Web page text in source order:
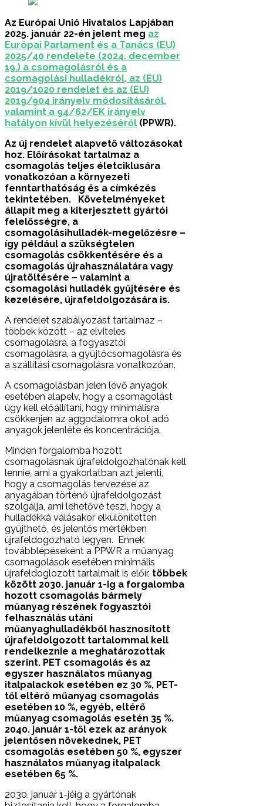
Az Európai Unió Hivatalos Lapjában
2025. január 22-én jelent meg az
Európai Parlament és a Tanács (EU)
2025/40 rendelete (2024. december
19.) a csomagolásról és a
csomagolási hulladékról, az (EU)
2019/1020 rendelet és az (EU)
2019/904 irányelv módosításáról,
valamint a 94/62/EK irányelv
hatályon kívül helyezéséről (PPWR).
Az új rendelet alapvető változásokat
hoz. Előírásokat tartalmaz a
csomagolás teljes életciklusára
vonatkozóan a környezeti
fenntarthatóság és a címkézés
tekintetében. Követelményeket
állapít meg a kiterjesztett gyártói
felelősségre, a
csomagolásihulladék-megelőzésre –
így például a szükségtelen
csomagolás csökkentésére és a
csomagolás újrahasználatára vagy
újratöltésére – valamint a
csomagolási hulladék gyűjtésére és
kezelésére, újrafeldolgozására is.
A rendelet szabályozást tartalmaz –
többek között – az elviteles
csomagolásra, a fogyasztói
csomagolásra, a gyűjtőcsomagolásra és
a szállítási csomagolásra vonatkozóan.
A csomagolásban jelen lévő anyagok
esetében alapelv, hogy a csomagolást
úgy kell előállítani, hogy minimálisra
csökkenjen az aggodalomra okot adó
anyagok jelenléte és koncentrációja.
Minden forgalomba hozott
csomagolásnak újrafeldolgozhatónak kell
lennie, ami a gyakorlatban azt jelenti,
hogy a csomagolás tervezése az
anyagában történő újrafeldolgozást
szolgálja, ami lehetővé teszi, hogy a
hulladékká válásakor elkülönítetten
gyűjthető, és jelentős mértékben
újrafeldogozható legyen. Ennek
továbblépéseként a PPWR a műanyag
csomagolások esetében minimális
újrafeldoglozott tartalmait is előír, többek
között 2030. január 1-ig a forgalomba
hozott csomagolás bármely
műanyag részének fogyasztói
felhasználás utáni
műanyaghulladékból hasznosított
újrafeldolgozott tartalommal kell
rendelkeznie a meghatározottak
szerint. PET csomagolás és az
egyszer használatos műanyag
italpalackok esetében ez 30 %, PET-
től eltérő műanyag csomagolás
esetében 10 %, egyéb, eltérő
műanyag csomagolás esetén 35 %.
2040. január 1-től ezek az arányok
jelentősen növekednek, PET
csomagolás esetében 50 %, egyszer
használatos műanyag italpalack
esetében 65 %.
2030. január 1-jéig a gyártónak